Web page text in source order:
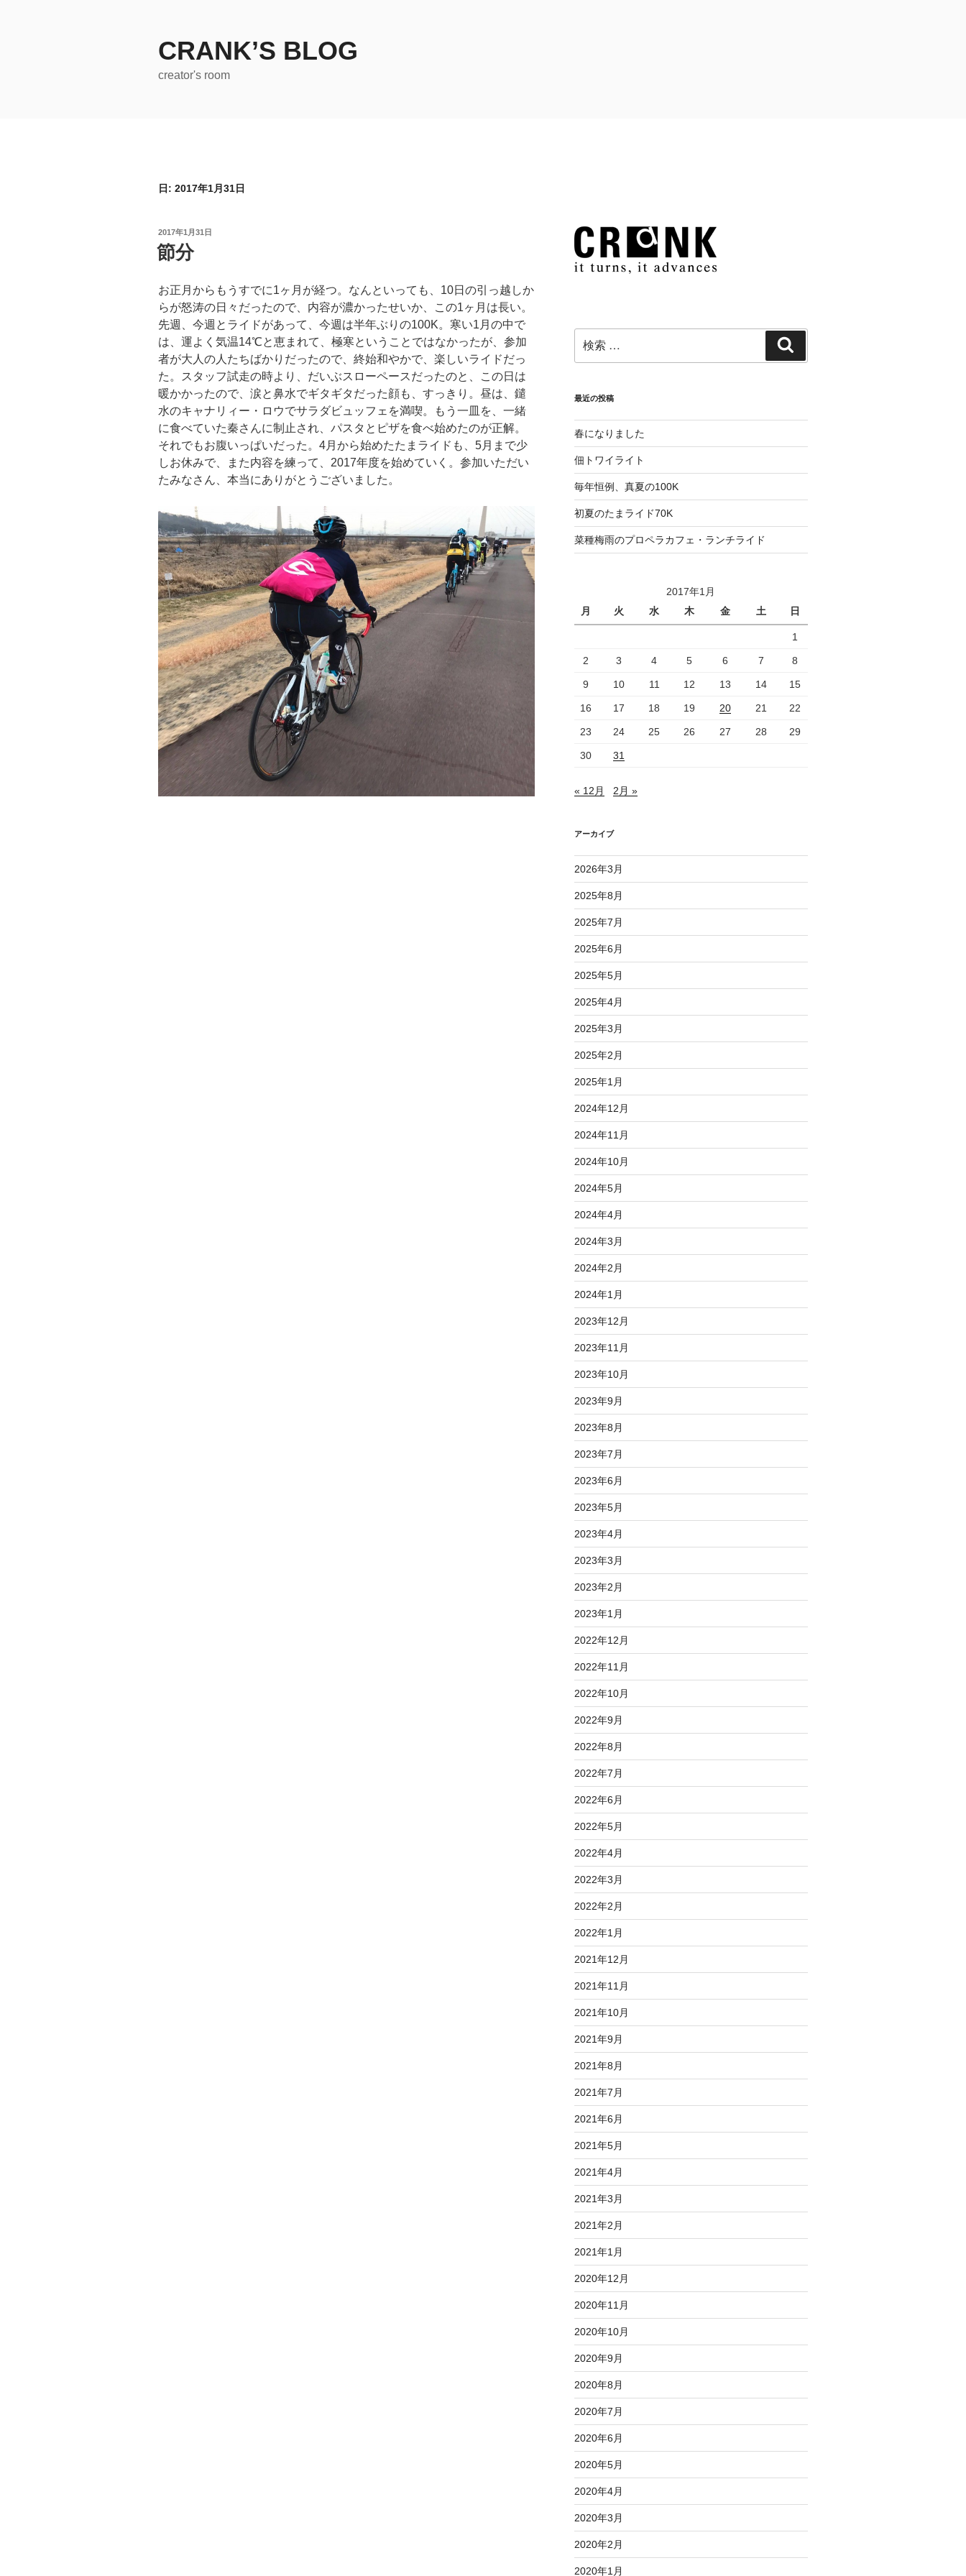
CRANK’S BLOG
creator's room
日: 2017年1月31日
投
稿
日:
2017年1月31日
節分
お正月からもうすでに1ヶ月が経つ。なんといっても、10日の引っ越しか
らが怒涛の日々だったので、内容が濃かったせいか、この1ヶ月は長い。
先週、今週とライドがあって、今週は半年ぶりの100K。寒い1月の中で
は、運よく気温14℃と恵まれて、極寒ということではなかったが、参加
者が大人の人たちばかりだったので、終始和やかで、楽しいライドだっ
た。スタッフ試走の時より、だいぶスローペースだったのと、この日は
暖かかったので、涙と鼻水でギタギタだった顔も、すっきり。昼は、鑓
水のキャナリィー・ロウでサラダビュッフェを満喫。もう一皿を、一緒
に食べていた秦さんに制止され、パスタとピザを食べ始めたのが正解。
それでもお腹いっぱいだった。4月から始めたたまライドも、5月まで少
しお休みで、また内容を練って、2017年度を始めていく。参加いただい
たみなさん、本当にありがとうございました。
索:
索
最近の投稿
春になりました
佃トワイライト
毎年恒例、真夏の100K
初夏のたまライド70K
菜種梅雨のプロペラカフェ・ランチライド
2017年1月
月
火 水 木 金 土 日
1
2 3 4 5 6 7 8
9 10 11 12 13 14 15
16 17 18 19 20 21 22
23 24 25 26 27 28 29
30 31
« 12月 2月 »
アーカイブ
2026年3月
2025年8月
2025年7月
2025年6月
2025年5月
2025年4月
2025年3月
2025年2月
2025年1月
2024年12月
2024年11月
2024年10月
2024年5月
2024年4月
2024年3月
2024年2月
2024年1月
2023年12月
2023年11月
2023年10月
2023年9月
2023年8月
2023年7月
2023年6月
2023年5月
2023年4月
2023年3月
2023年2月
2023年1月
2022年12月
2022年11月
2022年10月
2022年9月
2022年8月
2022年7月
2022年6月
2022年5月
2022年4月
2022年3月
2022年2月
2022年1月
2021年12月
2021年11月
2021年10月
2021年9月
2021年8月
2021年7月
2021年6月
2021年5月
2021年4月
2021年3月
2021年2月
2021年1月
2020年12月
2020年11月
2020年10月
2020年9月
2020年8月
2020年7月
2020年6月
2020年5月
2020年4月
2020年3月
2020年2月
2020年1月